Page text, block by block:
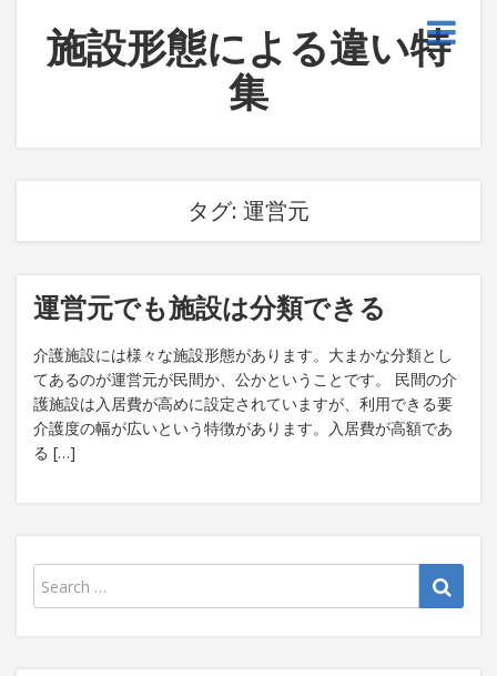
施設形態による違い特
集
タグ: 運営元
運営元でも施設は分類できる
介護施設には様々な施設形態があります。大まかな分類とし
てあるのが運営元が民間か、公かということです。 民間の介
護施設は入居費が高めに設定されていますが、利用できる要
介護度の幅が広いという特徴があります。入居費が高額であ
る […]